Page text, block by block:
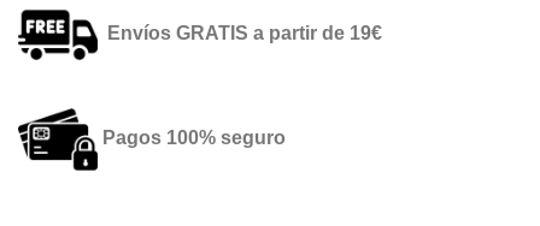
Envíos GRATIS a partir de 19€
Pagos 100% seguro